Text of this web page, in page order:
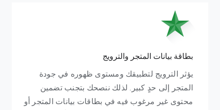
بطاقة بيانات المتجر والترويج
يؤثر الترويج لتطبيقك ومستوى ظهوره في جودة
المتجر إلى حدٍ كبير. لذلك ننصحك بتجنب تضمين
محتوى غير مرغوب فيه في بطاقات بيانات المتجر أو